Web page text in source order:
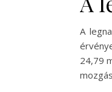
A
24,79